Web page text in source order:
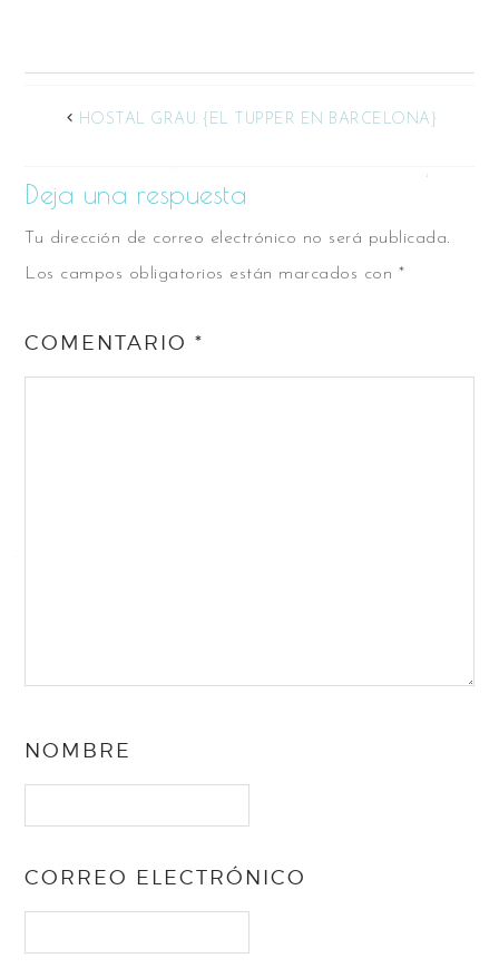
HOSTAL GRAU. {EL TUPPER EN BARCELONA}
Deja una respuesta
Tu dirección de correo electrónico no será publicada.
Los campos obligatorios están marcados con *
COMENTARIO*
NOMBRE
CORREO ELECTRÓNICO